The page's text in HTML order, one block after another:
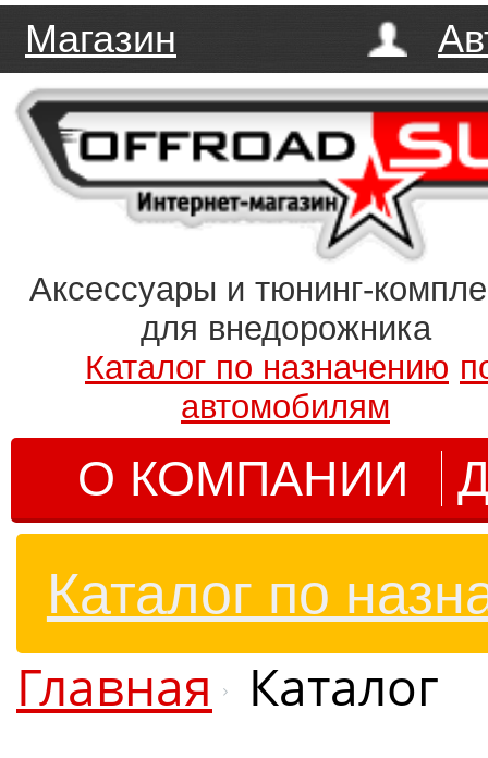
Магазин
Аксессуары и тюнинг-
для внедорожника
Каталог по назначению
автомобилям
О КОМПАНИИ
Каталог по
Главная Каталог